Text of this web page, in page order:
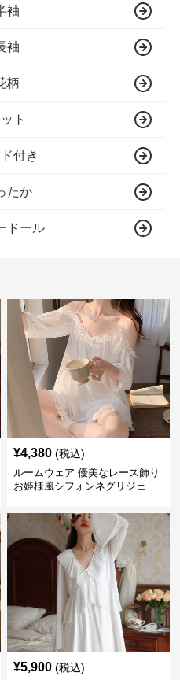
袖
袖
柄
ト
付き
たか
ドール
¥4,380 (税込)
ルームウェア 優美なレース飾り
お姫様風シフォンネグリジェ
¥5,900 (税込)